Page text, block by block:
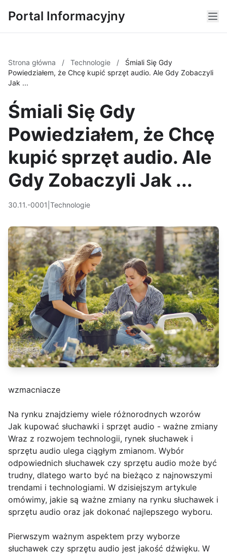
Portal Informacyjny
Strona główna / Technologie /
Śmiali Się Gdy
Powiedziałem, że Chcę kupić sprzęt audio. Ale Gdy Zobaczyli
Jak ...
Śmiali Się Gdy
Powiedziałem, że Chcę
kupić sprzęt audio. Ale
Gdy Zobaczyli Jak ...
30.11.-0001 Technologie
wzmacniacze
Na rynku znajdziemy wiele różnorodnych wzorów
Jak kupować słuchawki i sprzęt audio - ważne zmiany
Wraz z rozwojem technologii, rynek słuchawek i
sprzętu audio ulega ciągłym zmianom. Wybór
odpowiednich słuchawek czy sprzętu audio może być
trudny, dlatego warto być na bieżąco z najnowszymi
trendami i technologiami. W dzisiejszym artykule
omówimy, jakie są ważne zmiany na rynku słuchawek i
sprzętu audio oraz jak dokonać najlepszego wyboru.
Pierwszym ważnym aspektem przy wyborze
słuchawek czy sprzętu audio jest jakość dźwięku. W